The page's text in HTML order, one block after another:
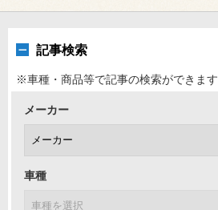
記事検索
※車種・商品等で記事の検索ができます
メーカー
車種